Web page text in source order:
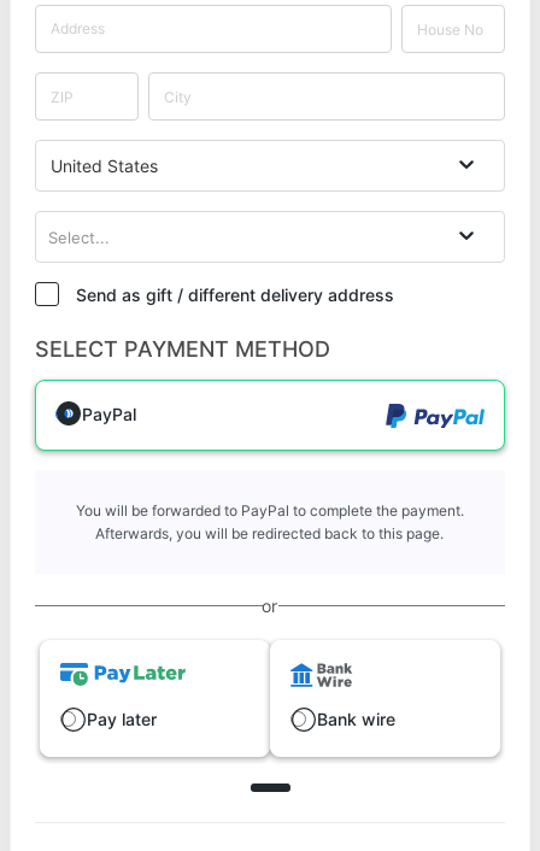
United States
Select...
Send as gift / different delivery address
SELECT PAYMENT METHOD
PayPal
You will be forwarded to PayPal to complete the payment.
Afterwards, you will be redirected back to this page.
or
Pay later Bank wire